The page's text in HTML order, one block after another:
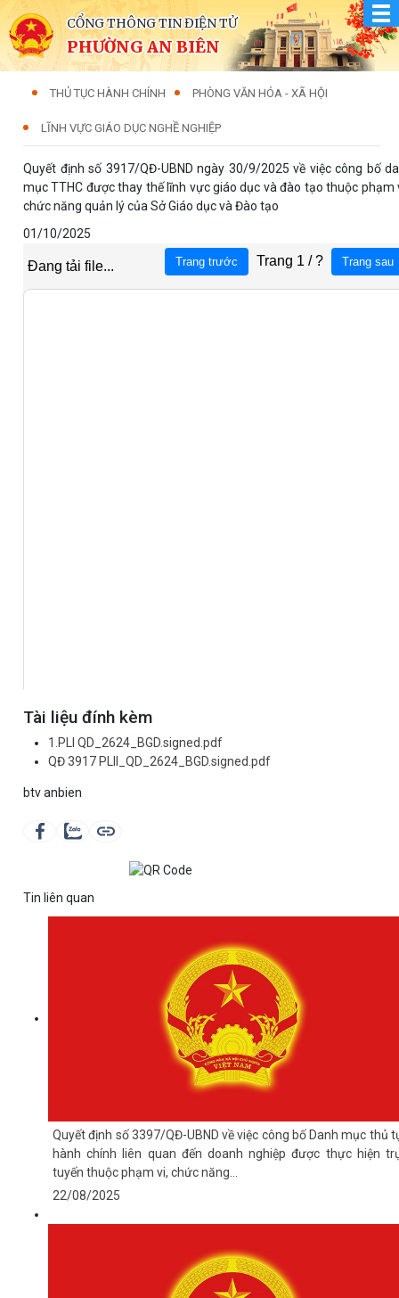
CỔNG THÔNG TIN ĐIỆN TỬ
PHƯỜNG AN BIÊN
THỦ TỤC HÀNH CHÍNH PHÒNG VĂN HÓA - XÃ HỘI
LĨNH VỰC GIÁO DỤC NGHỀ NGHIỆP
Quyết định số 3917/QĐ-UBND ngày 30/9/2025 về việc công bố
mục TTHC được thay thế lĩnh vực giáo dục và đào tạo thuộc phạm
chức năng quản lý của Sở Giáo dục và Đào tạo
01/10/2025
Tài liệu đính kèm
1.PLI QD_2624_BGD.signed.pdf
QĐ 3917 PLII_QD_2624_BGD.signed.pdf
btv anbien
Tin liên quan
Quyết định số 3397/QĐ-UBND về việc công bố Danh mục thủ
hành chính liên quan đến doanh nghiệp được thực hiện
tuyến thuộc phạm vi, chức năng...
22/08/2025